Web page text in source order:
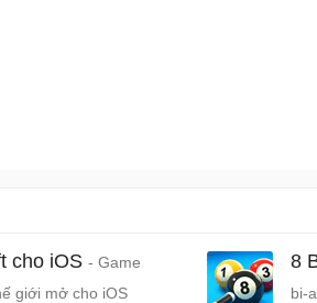
cho iOS - Game
giới mở cho iOS
8
bi-